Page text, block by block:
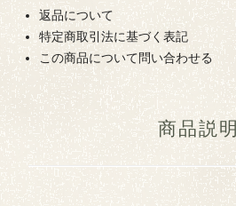
返品について
特定商取引法に基づく表記
この商品について問い合わせる
商品説明